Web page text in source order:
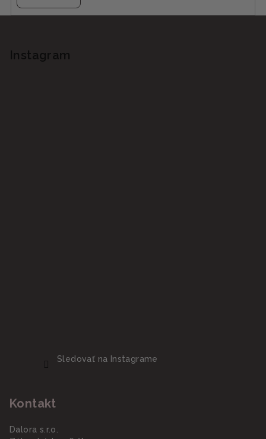
Instagram
Sledovať na Instagrame
Kontakt
Dalora s.r.o.